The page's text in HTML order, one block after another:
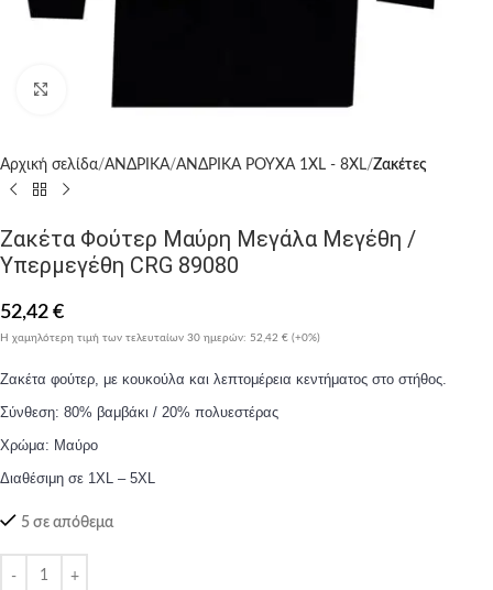
Αρχική σελίδα ΑΝΔΡΙΚΑ ΑΝΔΡΙΚΑ ΡΟΥΧΑ 1XL - 8XL Ζακέτες
Ζακέτα Φούτερ Μαύρη Μεγάλα Μεγέθη /
Υπερμεγέθη CRG 89080
52,42 €
Η χαμηλότερη τιμή των τελευταίων 30 ημερών: 52,42 € (+0%)
Ζακέτα φούτερ, με κουκούλα και λεπτομέρεια κεντήματος στο στήθος.
Σύνθεση: 80% βαμβάκι / 20% πολυεστέρας
Χρώμα: Μαύρο
Διαθέσιμη σε 1XL – 5XL
5 σε απόθεμα